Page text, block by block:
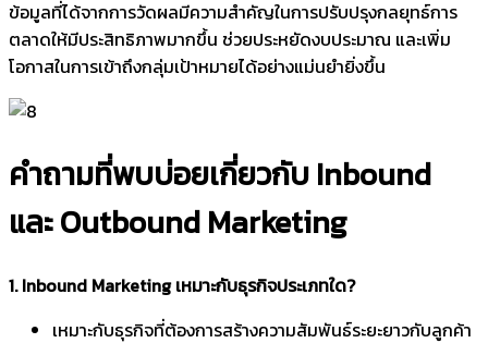
ข้อมูลที่ได้จากการวัดผลมีความสำคัญในการปรับปรุงกลยุทธ์การ
ตลาดให้มีประสิทธิภาพมากขึ้น ช่วยประหยัดงบประมาณ และเพิ่ม
โอกาสในการเข้าถึงกลุ่มเป้าหมายได้อย่างแม่นยำยิ่งขึ้น
คำถามที่พบบ่อยเกี่ยวกับ Inbound
และ Outbound Marketing
1. Inbound Marketing เหมาะกับธุรกิจประเภทใด?
เหมาะกับธุรกิจที่ต้องการสร้างความสัมพันธ์ระยะยาวกับลูกค้า